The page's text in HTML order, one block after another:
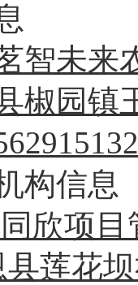
智未来
椒园镇
构信息
欣项
县莲花